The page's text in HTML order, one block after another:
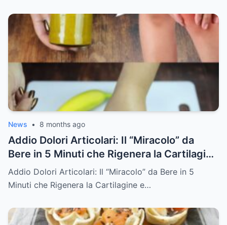
News • 8 months ago
Addio Dolori Articolari: Il “Miracolo” da
Bere in 5 Minuti che Rigenera la Cartilagine
e Cancella la Rigidità Mattutina
Addio Dolori Articolari: Il “Miracolo” da Bere in 5
Minuti che Rigenera la Cartilagine e…